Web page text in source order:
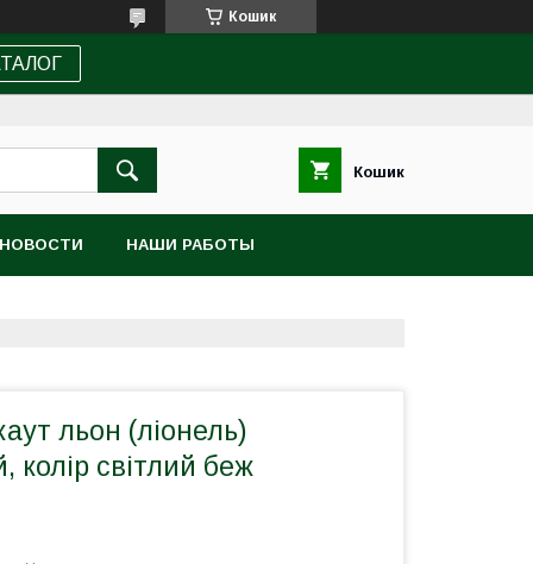
Кошик
Кошик
НОВОСТИ НАШИ РАБОТЫ
льон (ліонель)
колір світлий беж